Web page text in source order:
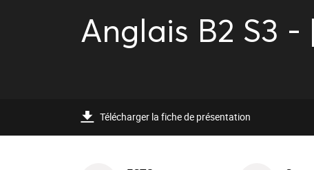
Anglais B2 S3 -
Télécharger la fiche de présentation